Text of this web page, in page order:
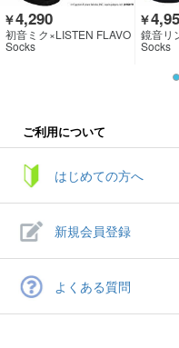
￥4,290
初音ミク×LISTEN FLAVO
R
Socks
￥
鏡音リ
FLAVOR
Socks
ご利用について
はじめての方へ
新規会員登録
よくある質問